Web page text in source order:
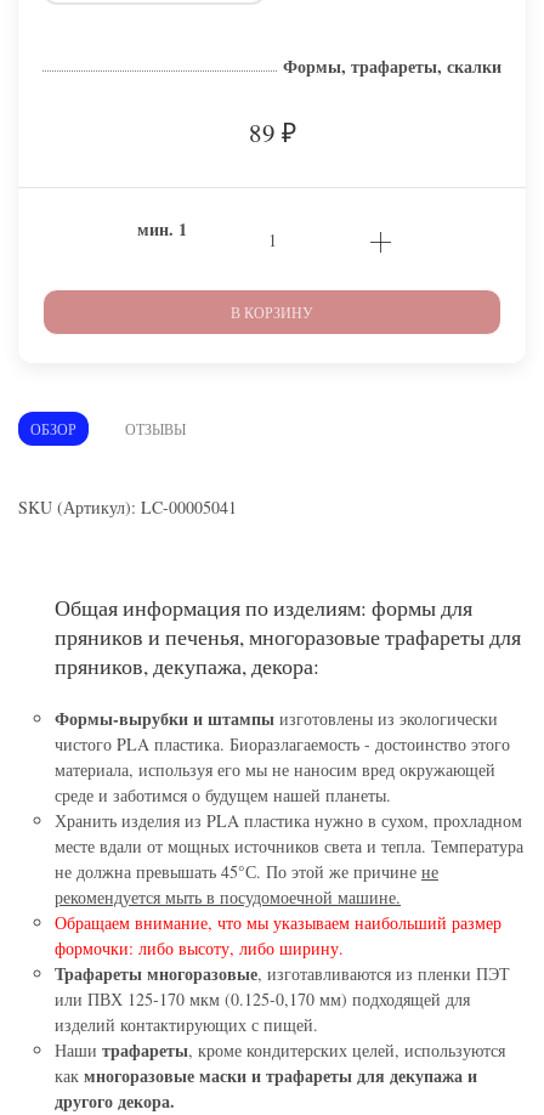
Формы, трафареты, скалки
89 ₽
мин. 1
В КОРЗИНУ
ОБЗОР ОТЗЫВЫ
SKU (Артикул): LC-00005041
Общая информация по изделиям: формы для
пряников и печенья, многоразовые трафареты для
пряников, декупажа, декора:
Формы-вырубки и штампы изготовлены из экологически
чистого PLA пластика. Биоразлагаемость - достоинство этого
материала, используя его мы не наносим вред окружающей
среде и заботимся о будущем нашей планеты.
Хранить изделия из PLA пластика нужно в сухом, прохладном
месте вдали от мощных источников света и тепла. Температура
не должна превышать 45°С. По этой же причине не
рекомендуется мыть в посудомоечной машине.
Обращаем внимание, что мы указываем наибольший размер
формочки: либо высоту, либо ширину.
Трафареты многоразовые, изготавливаются из пленки ПЭТ
или ПВХ 125-170 мкм (0.125-0,170 мм) подходящей для
изделий контактирующих с пищей.
Наши трафареты, кроме кондитерских целей, используются
как многоразовые маски и трафареты для декупажа и
другого декора.